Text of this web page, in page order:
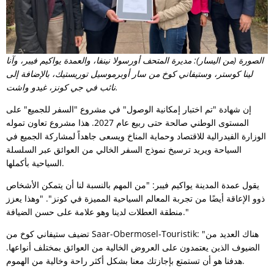
الصورة (من اليسار): مديرة المتحف أورسولا نينفا، والعمدة يواكيم فيبر، وآنا
لينا كوستر، وستيفاني كوخ من سار أوبرموسيل توريستيك، بالإضافة إلى
نائب في جي كونز، غيدو واشت.
إن شهادة "تم اختبار إمكانية الوصول" في مشروع "السفر للجميع" على
المستوى الوطني صالحة حتى ربيع عام 2027. هذا مشروع تعاون تموله
الوزارة الفيدرالية للاقتصاد وحماية المناخ ويسعى جاهداً لمشاركة الجميع في
السياحة ويريد ترسيخ نموذج السفر الخالي من العوائق عبر السلسلة
السياحية بأكملها.
يقول عمدة المدينة يواكيم فيبر: "من المهم بالنسبة لنا أن يتمكن الأشخاص
ذوو الإعاقة أيضًا من تجربة المعالم السياحية المميزة في كونز". "وهذا يعزز
منطقة العطلات لدينا وهو علامة على حسن الضيافة."
تضيف ستيفاني كوخ من Saar-Obermosel-Touristik: "هناك العديد من
الضيوف الذين يعتمدون على العروض الخالية من العوائق بمختلف أنواعها.
هدفنا هو أن تستمتع بإجازتك معنا بشكل أكثر راحة وخالية من الهموم.